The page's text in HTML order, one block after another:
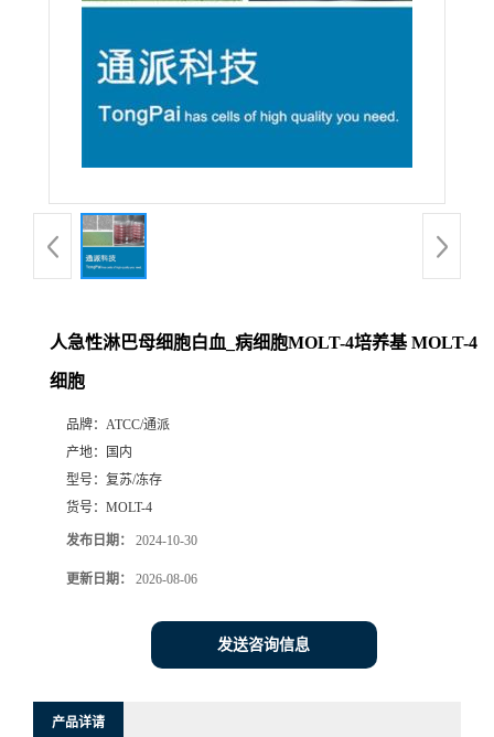
人急性淋巴母细胞白血_病细胞MOLT-4培养基 MOLT-4
细胞
品牌： ATCC/通派
产地：
国内
型号： 复苏/冻存
货号： MOLT-4
发布日期： 2024-10-30
更新日期： 2026-08-06
发送咨询信息
产品详请